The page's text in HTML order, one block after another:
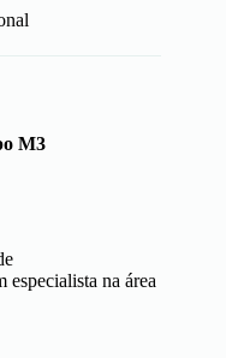
M3
na área